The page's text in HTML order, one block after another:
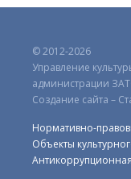
© 2012-2026
Управление
администрации
Создание сайта –
Нормативно-
Объекты